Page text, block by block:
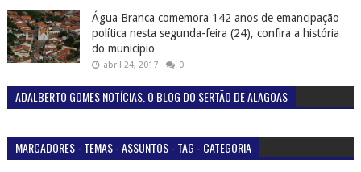
Água Branca comemora 142 anos de emancipação
política nesta segunda-feira (24), confira a história
do município
abril 24, 2017 0
ADALBERTO GOMES NOTÍCIAS. O BLOG DO SERTÃO DE ALAGOAS
MARCADORES - TEMAS - ASSUNTOS - TAG - CATEGORIA